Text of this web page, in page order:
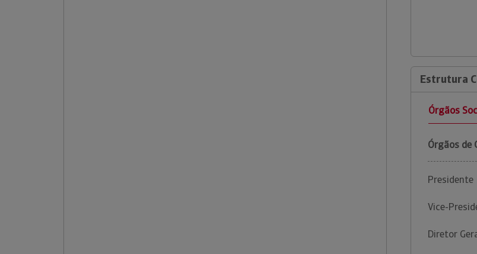
Estrutura
Órgãos
Órgãos de
Presidente
Vice-
Diretor